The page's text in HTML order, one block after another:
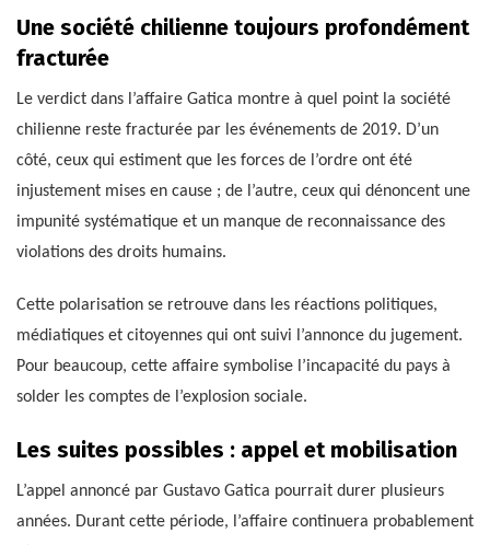
Une société chilienne toujours profondément
fracturée
Le verdict dans l’affaire Gatica montre à quel point la société
chilienne reste fracturée par les événements de 2019. D’un
côté, ceux qui estiment que les forces de l’ordre ont été
injustement mises en cause ; de l’autre, ceux qui dénoncent une
impunité systématique et un manque de reconnaissance des
violations des droits humains.
Cette polarisation se retrouve dans les réactions politiques,
médiatiques et citoyennes qui ont suivi l’annonce du jugement.
Pour beaucoup, cette affaire symbolise l’incapacité du pays à
solder les comptes de l’explosion sociale.
Les suites possibles : appel et mobilisation
L’appel annoncé par Gustavo Gatica pourrait durer plusieurs
années. Durant cette période, l’affaire continuera probablement